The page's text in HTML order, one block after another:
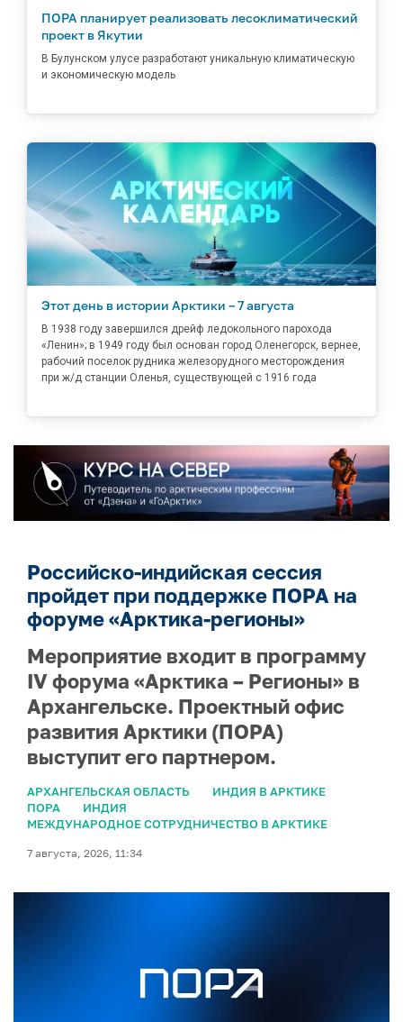
ПОРА планирует реализовать лесоклиматический
проект в Якутии
В Булунском улусе разработают уникальную климатическую
и экономическую модель
Этот день в истории Арктики – 7 августа
В 1938 году завершился дрейф ледокольного парохода
«Ленин»; в 1949 году был основан город Оленегорск, вернее,
рабочий поселок рудника железорудного месторождения
при ж/д станции Оленья, существующей с 1916 года
Российско-индийская сессия
пройдет при поддержке ПОРА на
форуме «Арктика-регионы»
Мероприятие входит в программу
IV форума «Арктика – Регионы» в
Архангельске. Проектный офис
развития Арктики (ПОРА)
выступит его партнером.
АРХАНГЕЛЬСКАЯ ОБЛАСТЬ
ИНДИЯ В АРКТИКЕ
ПОРА
ИНДИЯ
МЕЖДУНАРОДНОЕ СОТРУДНИЧЕСТВО В АРКТИКЕ
7 августа, 2026, 11:34